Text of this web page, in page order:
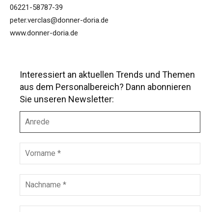
06221-58787-39
peter.verclas@donner-doria.de
www.donner-doria.de
Interessiert an aktuellen Trends und Themen
aus dem Personalbereich? Dann abonnieren
Sie unseren Newsletter:
r
e
e
r
n
m
c
h